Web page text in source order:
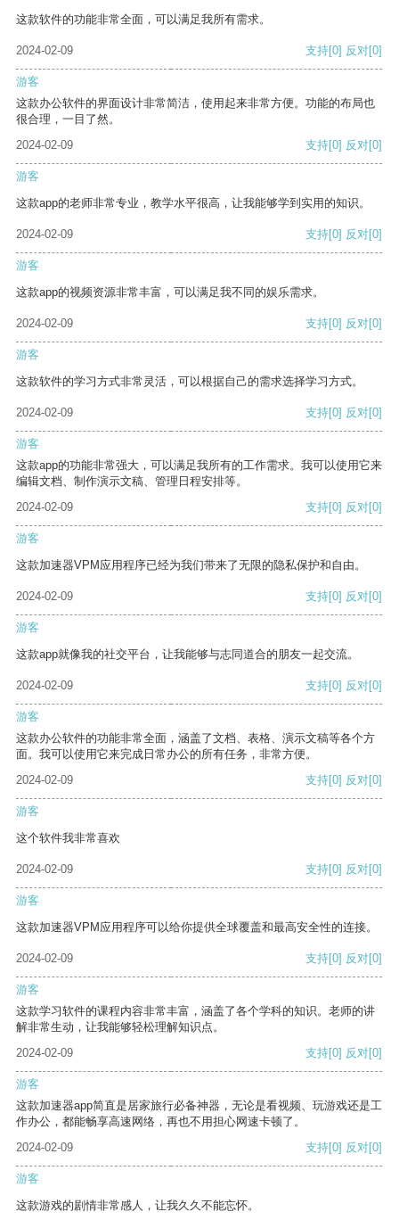
这款软件的功能非常全面，可以满足我所有需求。
2024-02-09 支持[0] 反对[0]
游客
这款办公软件的界面设计非常简洁，使用起来非常方便。功能的布局也
很合理，一目了然。
2024-02-09
支持[0] 反对[0]
游客
这款app的老师非常专业，教学水平很高，让我能够学到实用的知识。
2024-02-09 支持[0] 反对[0]
游客
这款app的视频资源非常丰富，可以满足我不同的娱乐需求。
2024-02-09 支持[0] 反对[0]
游客
这款软件的学习方式非常灵活，可以根据自己的需求选择学习方式。
2024-02-09 支持[0] 反对[0]
游客
这款app的功能非常强大，可以满足我所有的工作需求。我可以使用它来
编辑文档、制作演示文稿、管理日程安排等。
2024-02-09
支持[0] 反对[0]
游客
这款加速器VPM应用程序已经为我们带来了无限的隐私保护和自由。
2024-02-09 支持[0] 反对[0]
游客
这款app就像我的社交平台，让我能够与志同道合的朋友一起交流。
2024-02-09 支持[0] 反对[0]
游客
这款办公软件的功能非常全面，涵盖了文档、表格、演示文稿等各个方
面。我可以使用它来完成日常办公的所有任务，非常方便。
2024-02-09
支持[0] 反对[0]
游客
这个软件我非常喜欢
2024-02-09 支持[0] 反对[0]
游客
这款加速器VPM应用程序可以给你提供全球覆盖和最高安全性的连接。
2024-02-09 支持[0] 反对[0]
游客
这款学习软件的课程内容非常丰富，涵盖了各个学科的知识。老师的讲
解非常生动，让我能够轻松理解知识点。
2024-02-09
支持[0] 反对[0]
游客
这款加速器app简直是居家旅行必备神器，无论是看视频、玩游戏还是工
作办公，都能畅享高速网络，再也不用担心网速卡顿了。
2024-02-09
支持[0] 反对[0]
游客
这款游戏的剧情非常感人，让我久久不能忘怀。